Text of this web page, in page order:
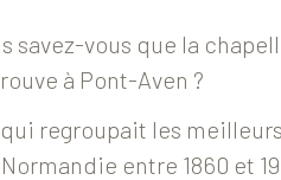
savez-vous que la
à Pont-Aven ?
regroupait les meilleurs
entre 1860 et